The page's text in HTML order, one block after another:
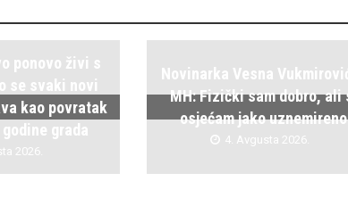
ponovo živi s
se svaki novi
kao povratak
grada
2026.
Novinarka Vesna
MH: Fizički sam dobro, ali
osjećam jako
4. Avgusta 2026.